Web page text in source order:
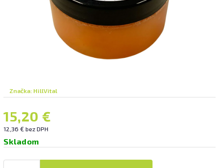
Značka: HillVital
15,20 €
12,36 € bez DPH
Skladom